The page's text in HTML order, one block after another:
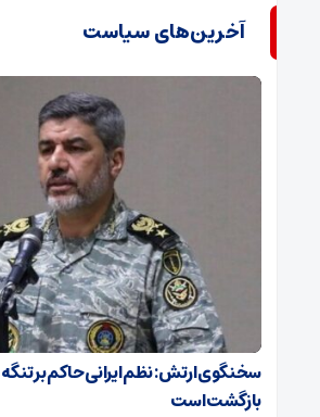
آخرین‌های سیاست
سخنگوی ارتش: نظم ایرانی حاکم بر
بازگشت است